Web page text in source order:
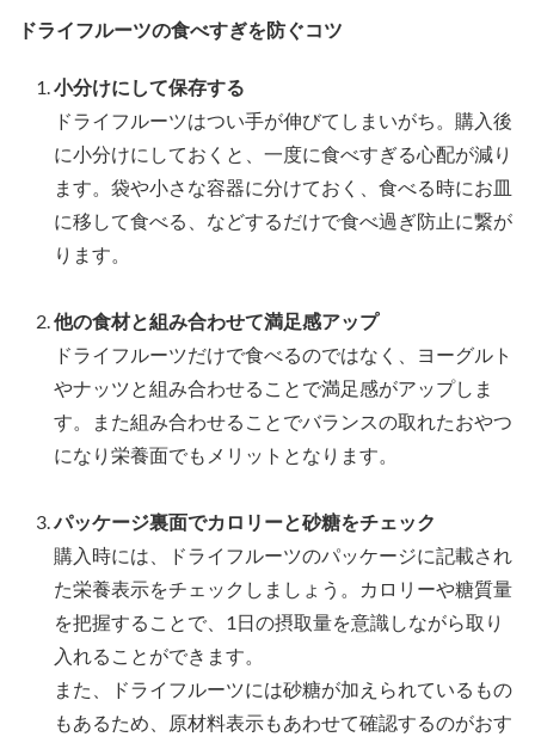
ドライフルーツの食べすぎを防ぐコツ
小分けにして保存する
ドライフルーツはつい手が伸びてしまいがち。購入後
に小分けにしておくと、一度に食べすぎる心配が減り
ます。袋や小さな容器に分けておく、食べる時にお皿
に移して食べる、などするだけで食べ過ぎ防止に繋が
ります。
他の食材と組み合わせて満足感アップ
ドライフルーツだけで食べるのではなく、ヨーグルト
やナッツと組み合わせることで満足感がアップしま
す。また組み合わせることでバランスの取れたおやつ
になり栄養面でもメリットとなります。
パッケージ裏面でカロリーと砂糖をチェック
購入時には、ドライフルーツのパッケージに記載され
た栄養表示をチェックしましょう。カロリーや糖質量
を把握することで、1日の摂取量を意識しながら取り
入れることができます。
また、ドライフルーツには砂糖が加えられているもの
もあるため、原材料表示もあわせて確認するのがおす